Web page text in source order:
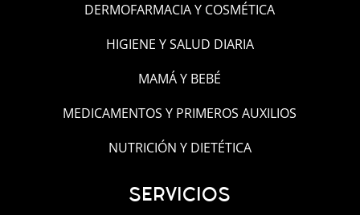
DERMOFARMACIA Y COSMÉTICA
HIGIENE Y SALUD DIARIA
MAMÁ Y BEBÉ
MEDICAMENTOS Y PRIMEROS AUXILIOS
NUTRICIÓN Y DIETÉTICA
SERVICIOS